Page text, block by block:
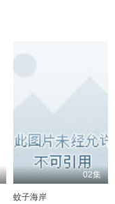
02集
蚊子海岸